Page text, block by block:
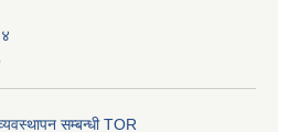
सम्बन्धी TOR